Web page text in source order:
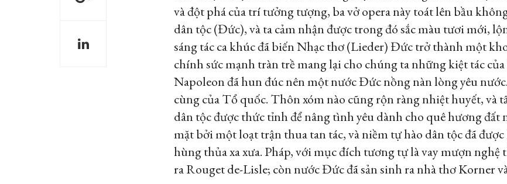
và đột phá của trí tưởng tượng, ba vở opera này toát lên bầu
dân tộc (Đức), và ta cảm nhận được trong đó sắc màu tươi mới,
sáng tác ca khúc đã biến Nhạc thơ (Lieder) Đức trở thành một
chính sức mạnh tràn trề mang lại cho chúng ta những kiệt tác
Napoleon đã hun đúc nên một nước Đức nồng nàn lòng yêu
cùng của Tổ quốc. Thôn xóm nào cũng rộn ràng nhiệt huyết, và
dân tộc được thức tỉnh để nâng tình yêu dành cho quê hương
mặt bởi một loạt trận thua tan tác, và niềm tự hào dân tộc đã
hùng thủa xa xưa. Pháp, với mục đích tương tự là vay mượn
ra Rouget de-Lisle; còn nước Đức đã sản sinh ra nhà thơ Korner